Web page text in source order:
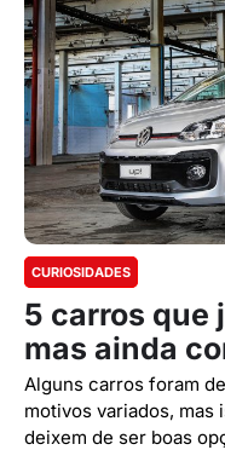
CURIOSIDADES
5 carros que
mas ainda
Alguns carros foram
motivos variados, mas
deixem de ser boas